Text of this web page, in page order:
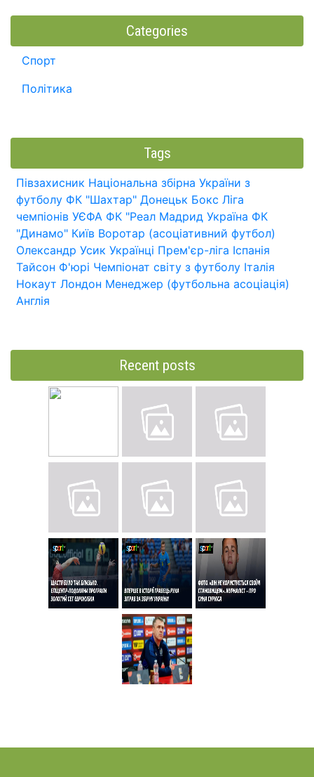
Categories
Спорт
Політика
Tags
Півзахисник Національна збірна України з
футболу ФК "Шахтар" Донецьк Бокс Ліга
чемпіонів УЄФА ФК "Реал Мадрид Україна ФК
"Динамо" Київ Воротар (асоціативний футбол)
Олександр Усик Українці Прем'єр-ліга Іспанія
Тайсон Ф'юрі Чемпіонат світу з футболу Італія
Нокаут Лондон Менеджер (футбольна асоціація)
Англія
Recent posts